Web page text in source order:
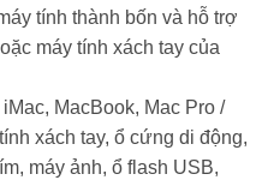
tính thành bốn và hỗ trợ
máy tính xách tay của
MacBook, Mac Pro /
xách tay, ổ cứng di động,
máy ảnh, ổ flash USB,